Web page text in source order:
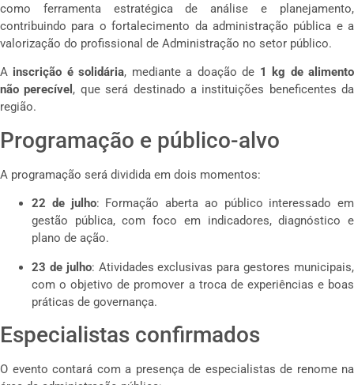
como ferramenta estratégica de análise e planejamento,
contribuindo para o fortalecimento da administração pública e a
valorização do profissional de Administração no setor público.
A inscrição é solidária, mediante a doação de 1 kg de alimento
não perecível , que será destinado a instituições beneficentes da
região.
Programação e público-alvo
A programação será dividida em dois momentos:
22 de julho: Formação aberta ao público interessado em
gestão pública, com foco em indicadores, diagnóstico e
plano de ação.
23 de julho: Atividades exclusivas para gestores municipais,
com o objetivo de promover a troca de experiências e boas
práticas de governança.
Especialistas confirmados
O evento contará com a presença de especialistas de renome na